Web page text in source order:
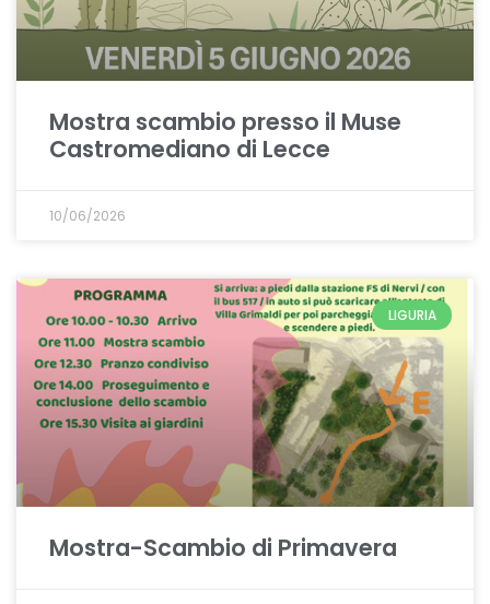
Mostra scambio presso il Muse
Castromediano di Lecce
10/06/2026
LIGURIA
Mostra-Scambio di Primavera